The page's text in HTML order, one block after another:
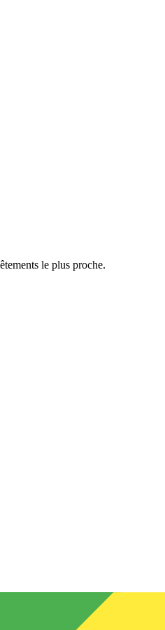
le plus proche.